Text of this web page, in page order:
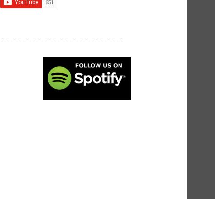
------------------------------------------